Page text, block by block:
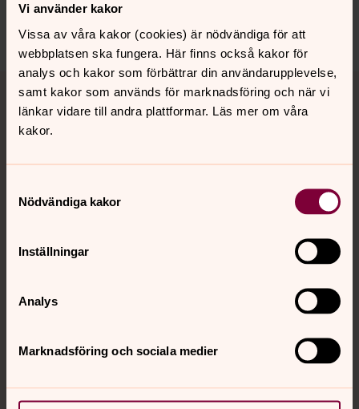
Vi använder kakor
Vissa av våra kakor (cookies) är nödvändiga för att
webbplatsen ska fungera. Här finns också kakor för
analys och kakor som förbättrar din användarupplevelse,
samt kakor som används för marknadsföring och när vi
länkar vidare till andra plattformar. Läs mer om våra
kakor.
Nödvändiga kakor
Inställningar
Analys
Marknadsföring och sociala medier
Tillbaka till toppen
Tillbaka till innehållet
Kontakt